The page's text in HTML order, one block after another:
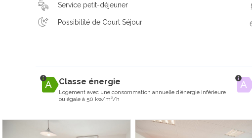
Service petit-déjeuner
Possibilité de Court Séjour
Classe énergie
Logement avec une consommation annuelle d’énergie inférieure
ou égale à 50 kw/m²/h